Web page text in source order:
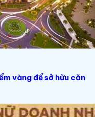
vàng để sở hữu căn